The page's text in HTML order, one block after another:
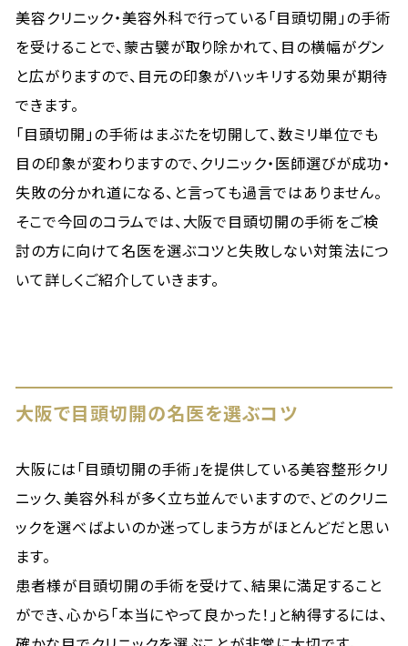
美容クリニック・美容外科で行っている「目頭切開」の手術
を受けることで、蒙古襞が取り除かれて、目の横幅がグン
と広がりますので、目元の印象がハッキリする効果が期待
できます。
「目頭切開」の手術はまぶたを切開して、数ミリ単位でも
目の印象が変わりますので、クリニック・医師選びが成功・
失敗の分かれ道になる、と言っても過言ではありません。
そこで今回のコラムでは、大阪で目頭切開の手術をご検
討の方に向けて名医を選ぶコツと失敗しない対策法につ
いて詳しくご紹介していきます。
大阪で目頭切開の名医を選ぶコツ
大阪には「目頭切開の手術」を提供している美容整形クリ
ニック、美容外科が多く立ち並んでいますので、どのクリニ
ックを選べばよいのか迷ってしまう方がほとんどだと思い
ます。
患者様が目頭切開の手術を受けて、結果に満足すること
ができ、心から「本当にやって良かった！」と納得するには、